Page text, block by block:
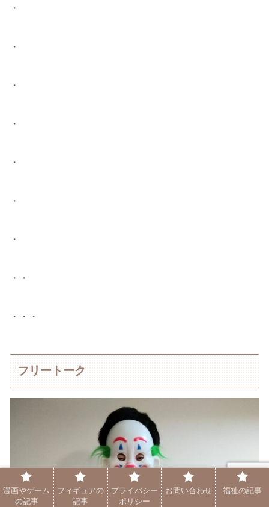
・
・
・
・
・
・
・
・・
・・・
フリートーク
漫画やゲーム
の記事
フィギュアの
記事
プライバシー
ポリシー
お問い合わせ 福祉の記事